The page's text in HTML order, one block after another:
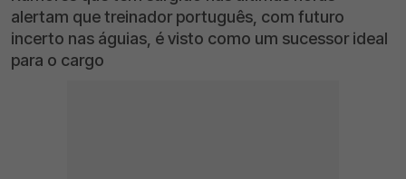
alertam que treinador português, com futuro
incerto nas águias, é visto como um sucessor ideal
para o cargo